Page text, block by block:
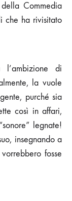
Commedia
che ha rivisitato
di
la vuole
purché sia
così in affari,
legnate!
insegnando a
fosse